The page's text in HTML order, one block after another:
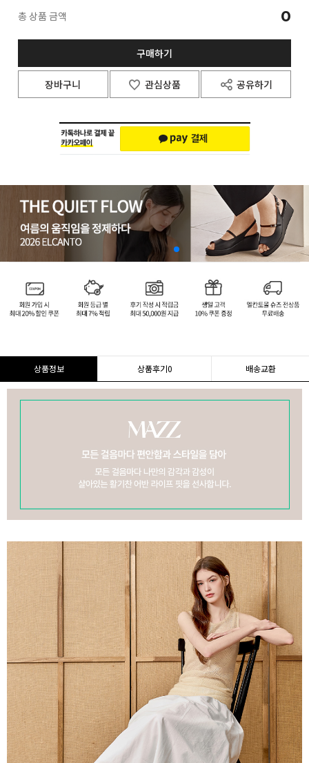
총 상품 금액 0
구매하기
장바구니 관심상품 공유하기
상품정보 상품후기0 배송교환